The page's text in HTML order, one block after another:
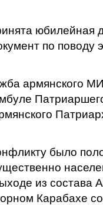
юбилейная
по поводу
армянского
было
из состава
Карабахе